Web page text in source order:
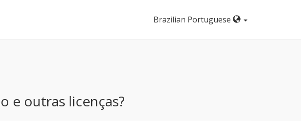
Brazilian Portuguese
e outras licenças?